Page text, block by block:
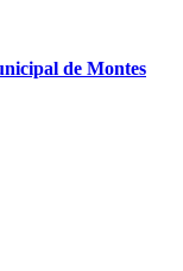
de Montes